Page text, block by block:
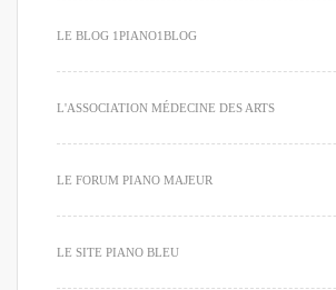
LE BLOG 1PIANO1BLOG
L'ASSOCIATION MÉDECINE DES ARTS
LE FORUM PIANO MAJEUR
LE SITE PIANO BLEU